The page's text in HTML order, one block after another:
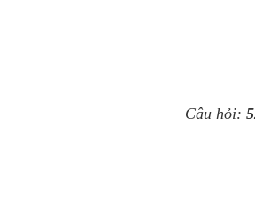
Câu hỏi: